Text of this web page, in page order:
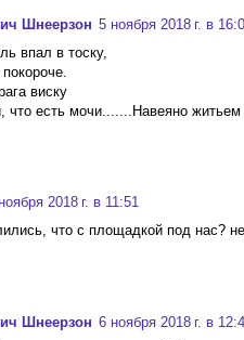
Шнеерзон 5 ноября 2018 г. в
впал в тоску,
виску
что есть мочи.......Навеяно
2018 г. в 11:51
что с площадкой под нас?
Шнеерзон 6 ноября 2018 г. в